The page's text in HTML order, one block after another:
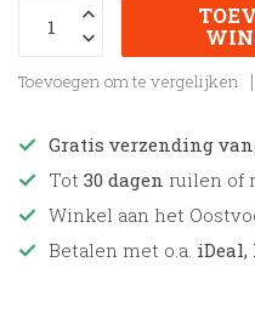
Toevoegen om te vergelijken
Gratis verzending
Tot 30 dagen ruilen of
Winkel aan het
Betalen met o.a.